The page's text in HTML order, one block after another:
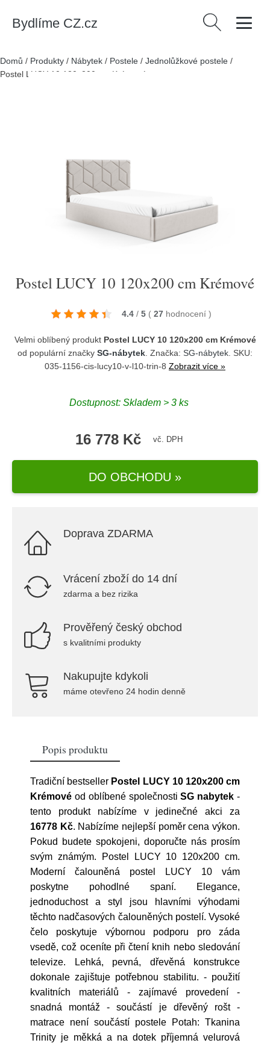
Bydlíme CZ.cz Vyhledávání
Domů / Produkty / Nábytek / Postele / Jednolůžkové postele /
Postel LUCY 10 120x200 cm Krémové
Postel LUCY 10 120x200 cm Krémové
4.4 / 5 ( 27 hodnocení )
Velmi oblíbený produkt Postel LUCY 10 120x200 cm Krémové
od populární značky SG-nábytek . Značka: SG-nábytek . SKU:
035-1156-cis-lucy10-v-l10-trin-8 Zobrazit více »
Dostupnost: Skladem > 3 ks
16 778 Kč vč. DPH
DO OBCHODU »
Doprava ZDARMA
Vrácení zboží do 14 dní
zdarma a bez rizika
Prověřený český obchod
s kvalitními produkty
Nakupujte kdykoli
máme otevřeno 24 hodin denně
Popis produktu
Tradiční bestseller Postel LUCY 10 120x200 cm
Krémové od oblíbené společnostiSG nabytek -
tento produkt nabízíme v jedinečné akci za
16778 Kč. Nabízíme nejlepší poměr cena výkon.
Pokud budete spokojeni, doporučte nás prosím
svým známým. Postel LUCY 10 120x200 cm.
Moderní čalouněná postel LUCY 10 vám
poskytne pohodlné spaní. Elegance,
jednoduchost a styl jsou hlavními výhodami
těchto nadčasových čalouněných postelí. Vysoké
čelo poskytuje výbornou podporu pro záda
vsedě, což oceníte při čtení knih nebo sledování
televize. Lehká, pevná, dřevěná konstrukce
dokonale zajištuje potřebnou stabilitu. - použití
kvalitních materiálů - zajímavé provedení -
snadná montáž - součástí je dřevěný rošt -
matrace není součástí postele Potah: Tkanina
Trinity je měkká a na dotek příjemná velurová